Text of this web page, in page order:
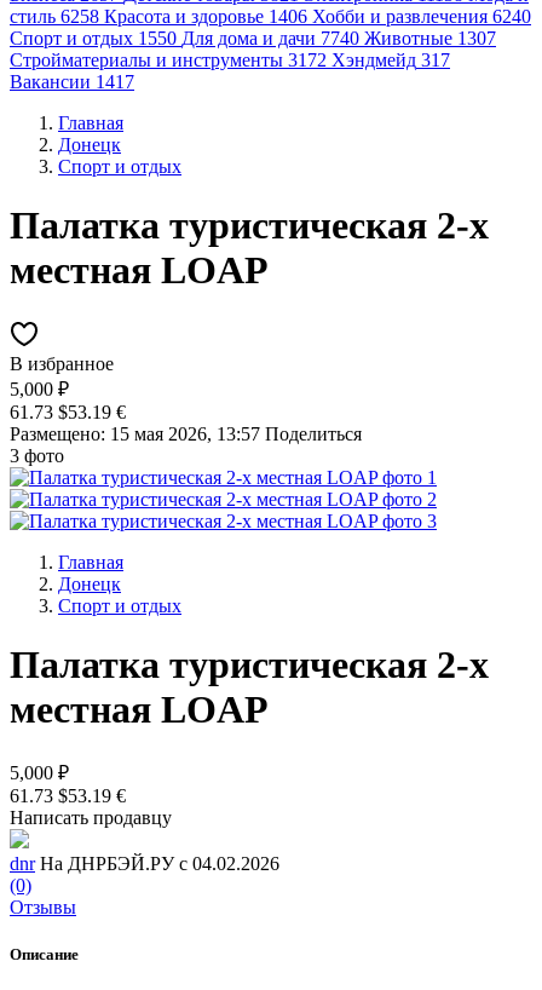
стиль 6258 Красота и здоровье 1406 Хобби и развлечения 6240
Спорт и отдых 1550 Для дома и дачи 7740 Животные 1307
Стройматериалы и инструменты 3172 Хэндмейд 317
Вакансии 1417
Главная
Донецк
Спорт и отдых
Палатка туристическая 2-х
местная LOAP
В избранное
5,000 ₽
61.73 $53.19 €
Размещено: 15 мая 2026, 13:57 Поделиться
3 фото
Главная
Донецк
Спорт и отдых
Палатка туристическая 2-х
местная LOAP
5,000 ₽
61.73 $53.19 €
Написать продавцу
dnr На ДНРБЭЙ.РУ с 04.02.2026
(0)
Отзывы
Описание